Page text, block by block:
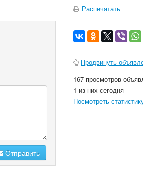
Отправить
Распечатать
Продвинуть
167 просмотров
1 из них сегодня
Посмотреть